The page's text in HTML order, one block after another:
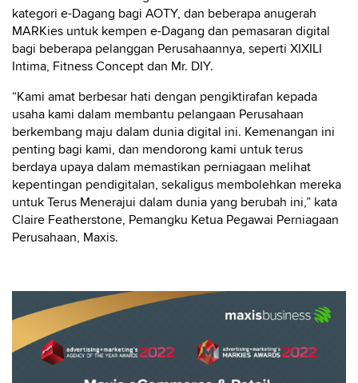
kategori e-Dagang bagi AOTY, dan beberapa anugerah
MARKies untuk kempen e-Dagang dan pemasaran digital
bagi beberapa pelanggan Perusahaannya, seperti XIXILI
Intima, Fitness Concept dan Mr. DIY.
“Kami amat berbesar hati dengan pengiktirafan kepada
usaha kami dalam membantu pelangaan Perusahaan
berkembang maju dalam dunia digital ini. Kemenangan ini
penting bagi kami, dan mendorong kami untuk terus
berdaya upaya dalam memastikan perniagaan melihat
kepentingan pendigitalan, sekaligus membolehkan mereka
untuk Terus Menerajui dalam dunia yang berubah ini,” kata
Claire Featherstone, Pemangku Ketua Pegawai Perniagaan
Perusahaan, Maxis.